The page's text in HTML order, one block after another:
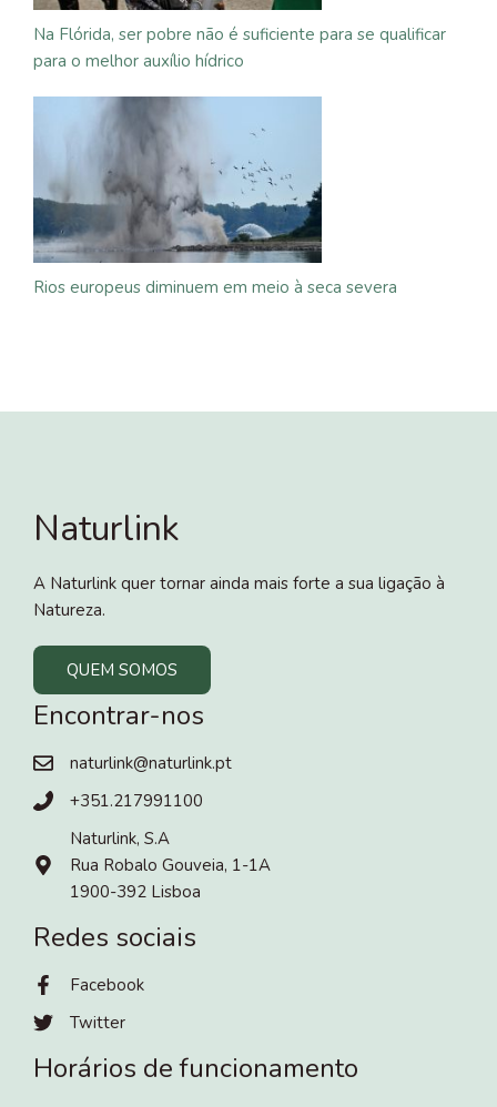
Na Flórida, ser pobre não é suficiente para se qualificar
para o melhor auxílio hídrico
Rios europeus diminuem em meio à seca severa
Naturlink
A Naturlink quer tornar ainda mais forte a sua ligação à
Natureza.
QUEM SOMOS
Encontrar-nos
naturlink@naturlink.pt
+351.217991100
Naturlink, S.A
Rua Robalo Gouveia, 1-1A
1900-392 Lisboa
Redes sociais
Facebook
Twitter
Horários de funcionamento